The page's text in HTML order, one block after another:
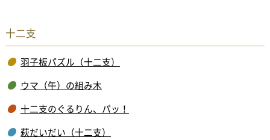
十二支
羽子板パズル（十二支）
ウマ（午）の組み木
十二支のぐるりん、パッ！
萩だいだい（十二支）